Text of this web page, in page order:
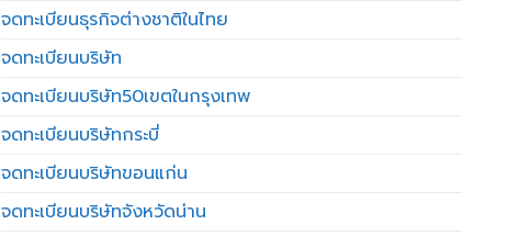
จดทะเบียนธุรกิจต่างชาติในไทย
จดทะเบียนบริษัท
จดทะเบียนบริษัท50เขตในกรุงเทพ
จดทะเบียนบริษัทกระบี่
จดทะเบียนบริษัทขอนแก่น
จดทะเบียนบริษัทจังหวัดน่าน